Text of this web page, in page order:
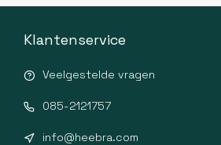
Klantenservice
Veelgestelde vragen
085-2121757
info@heebra.com